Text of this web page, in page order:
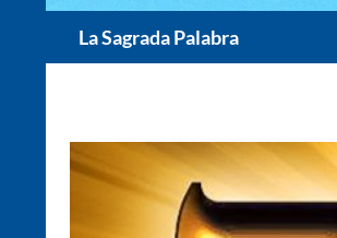
La Sagrada Palabra